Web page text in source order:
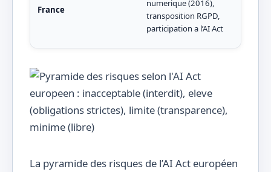
France
numerique (2016),
transposition RGPD,
participation a l’AI Act
La pyramide des risques de l’AI Act européen